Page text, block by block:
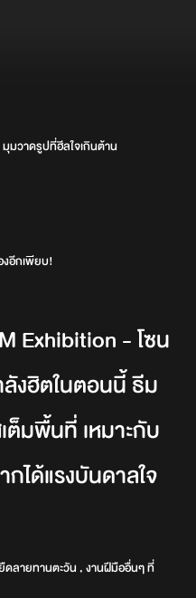
มวาดรูปที่ฮีลใจเกินต้าน
อีกเพียบ!
Exhibition - โซน
งฮิตในตอนนี้ ธีม
ต็มพื้นที่ เหมาะกับ
ได้แรงบันดาลใจ
ลายทานตะวัน , งานฝีมืออื่นๆ ที่